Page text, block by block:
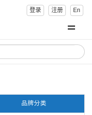
登录 注册 En
品牌分类